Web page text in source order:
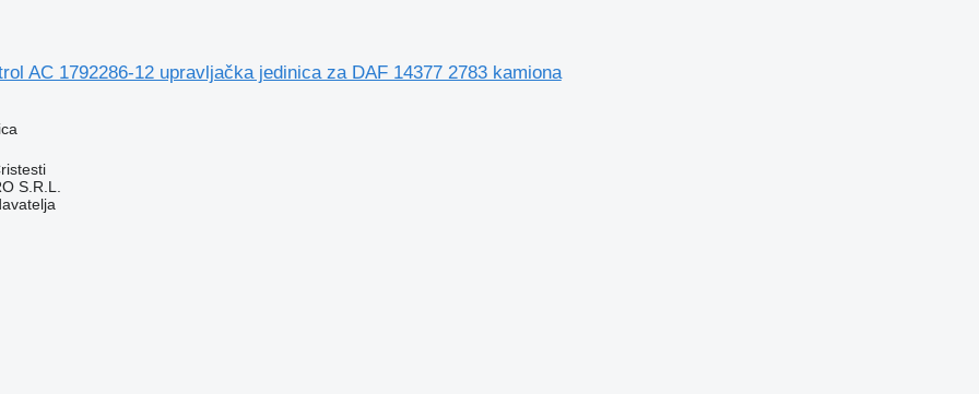
AC 1792286-12 upravljačka jedinica za DAF 14377 2783 kamiona
S.R.L.